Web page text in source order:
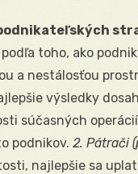
toho, ako
a nestálosťou
výsledky
súčasných
podnikov. 2. Pátrači
najlepšie sa